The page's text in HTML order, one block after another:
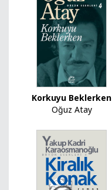
Korkuyu Beklerken
Oğuz Atay